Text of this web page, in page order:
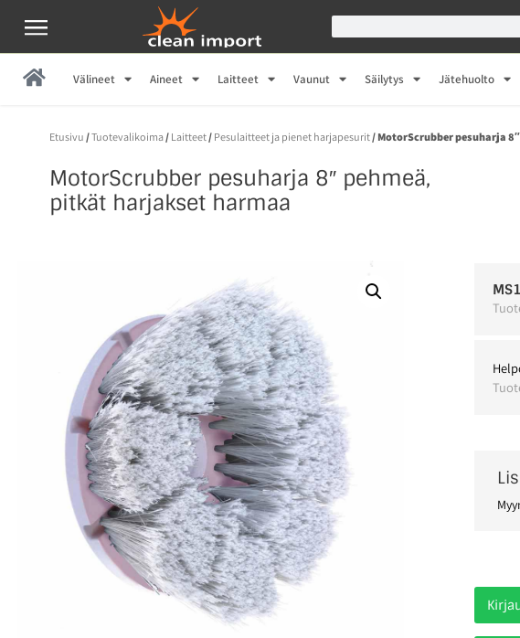
Välineet Aineet Laitteet Vaunut Säilytys Jätehuolto
Etusivu /Tuotevalikoima/ Laitteet/ Pesulaitteet ja pienet harjapesurit/ MotorScrubber pesuharja
MotorScrubber pesuharja 8″ pehmeä,
pitkät harjakset harmaa